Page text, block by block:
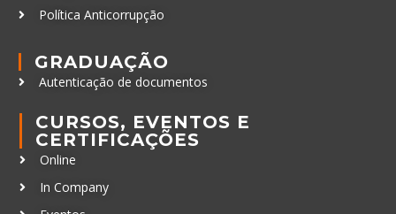
Política Anticorrupção
GRADUAÇÃO
Autenticação de documentos
CURSOS, EVENTOS E
CERTIFICAÇÕES
Online
In Company